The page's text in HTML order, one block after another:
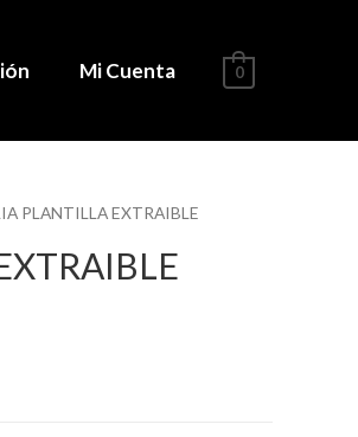
Mi Cuenta 0
PLANTILLA EXTRAIBLE